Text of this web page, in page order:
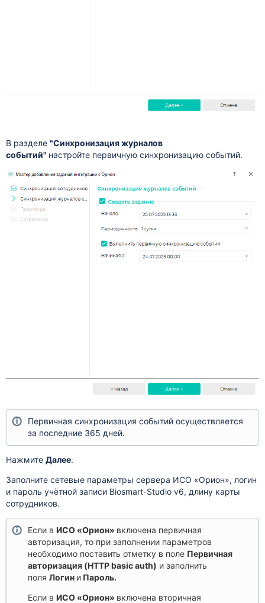
В разделе "Синхронизация журналов
событий" настройте первичную синхронизацию событий.
Первичная синхронизация событий осуществляется
за последние 365 дней.
Нажмите Далее.
Заполните сетевые параметры сервера ИСО «Орион», логин
и пароль учётной записи Biosmart-Studio v6, длину карты
сотрудников.
Если в ИСО «Орион» включена первичная
авторизация, то при заполнении параметров
необходимо поставить отметку в поле Первичная
авторизация (HTTP basic auth) и заполнить
поля Логин иПароль.
Если в ИСО «Орион» включена вторичная